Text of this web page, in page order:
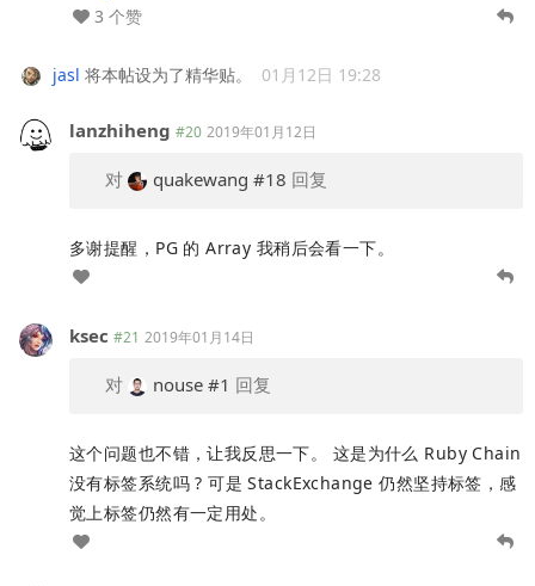
3 个赞
jasl 将本帖设为了精华贴。 01月12日 19:28
lanzhiheng #20 2019年01月12日
对 quakewang #18 回复
多谢提醒，PG 的 Array 我稍后会看一下。
ksec #21 2019年01月14日
对 nouse #1 回复
这个问题也不错，让我反思一下。 这是为什么 Ruby Chain
没有标签系统吗 ? 可是 StackExchange 仍然坚持标签，感
觉上标签仍然有一定用处。